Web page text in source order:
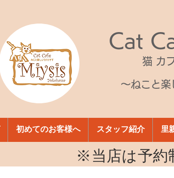
Cat
猫 カ
～ねこと楽
初めてのお客様へ スタッフ紹介 里
​※当店は予約